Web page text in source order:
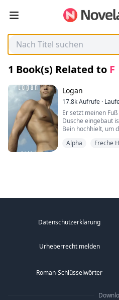
1 Book(s) Related to F
Logan
17.8kAufrufe ·
Er setzt meinen
Dusche eingebaut
Bein hochhielt, um
wegbleibt und
Cora angelogen.
ihr Chef ist.
widerstehen
Alpha Freche
Datenschutzerklärung
Urheberrecht melden
Roman-Schlüsselwörter